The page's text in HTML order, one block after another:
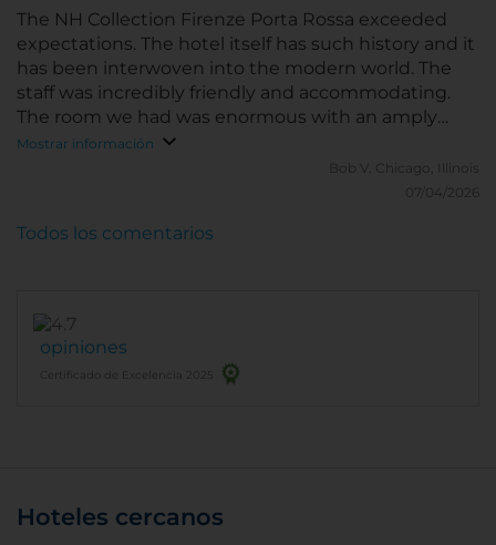
in all, a fantastic stay. Thank you!
The NH Collection Firenze Porta Rossa exceeded
expectations. The hotel itself has such history and it
has been interwoven into the modern world. The
staff was incredibly friendly and accommodating.
The room we had was enormous with an amply
sized bathroom (double sink). Because of the
student population in the city, the street got a little
Mostrar información
Bob V.
Chicago, Illinois
07/04/2026
opiniones
Certificado de Excelencia 2025
Todos los comentarios
Hoteles cercanos